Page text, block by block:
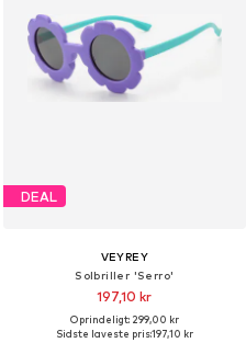
DEAL
VEYREY
Solbriller 'Serro'
197,10 kr
Oprindeligt: 299,00 kr
Sidste laveste pris:197,10 kr